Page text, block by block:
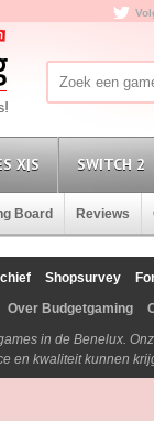
X|S SWITCH 2
Board Reviews
Shopsurvey
Over Budgetgaming
in de Benelux.
en kwaliteit kunnen